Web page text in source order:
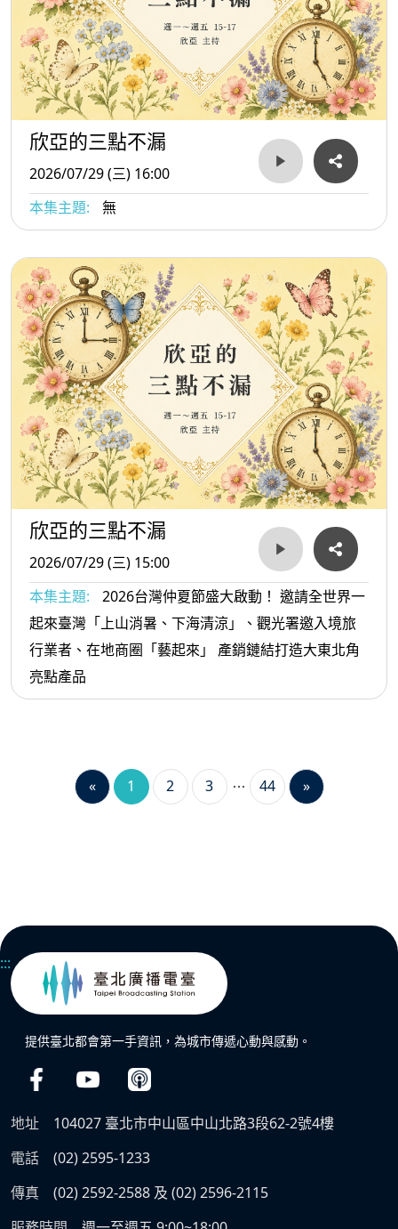
欣亞的三點不漏
2026/07/29 (三) 16:00
本集主題:
無
欣亞的三點不漏
2026/07/29 (三) 15:00
本集主題:
2026台灣仲夏節盛大啟動！ 邀請全世界一
起來臺灣「上山消暑、下海清涼」、觀光署邀入境旅
行業者、在地商圈「藝起來」 產銷鏈結打造大東北角
亮點產品
« 1 2 3 44 »
:::
提供臺北都會第一手資訊，為城市傳遞心動與感動。
地址
104027 臺北市中山區中山北路3段62-2號4樓
電話
(02) 2595-1233
傳真
(02) 2592-2588 及 (02) 2596-2115